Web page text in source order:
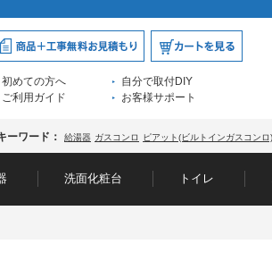
初めての方へ
自分で取付DIY
ご利用ガイド
お客様サポート
ーワード： 給湯器 ガスコンロ ピアット(ビルトインガスコンロ)
洗面化粧台 トイレ